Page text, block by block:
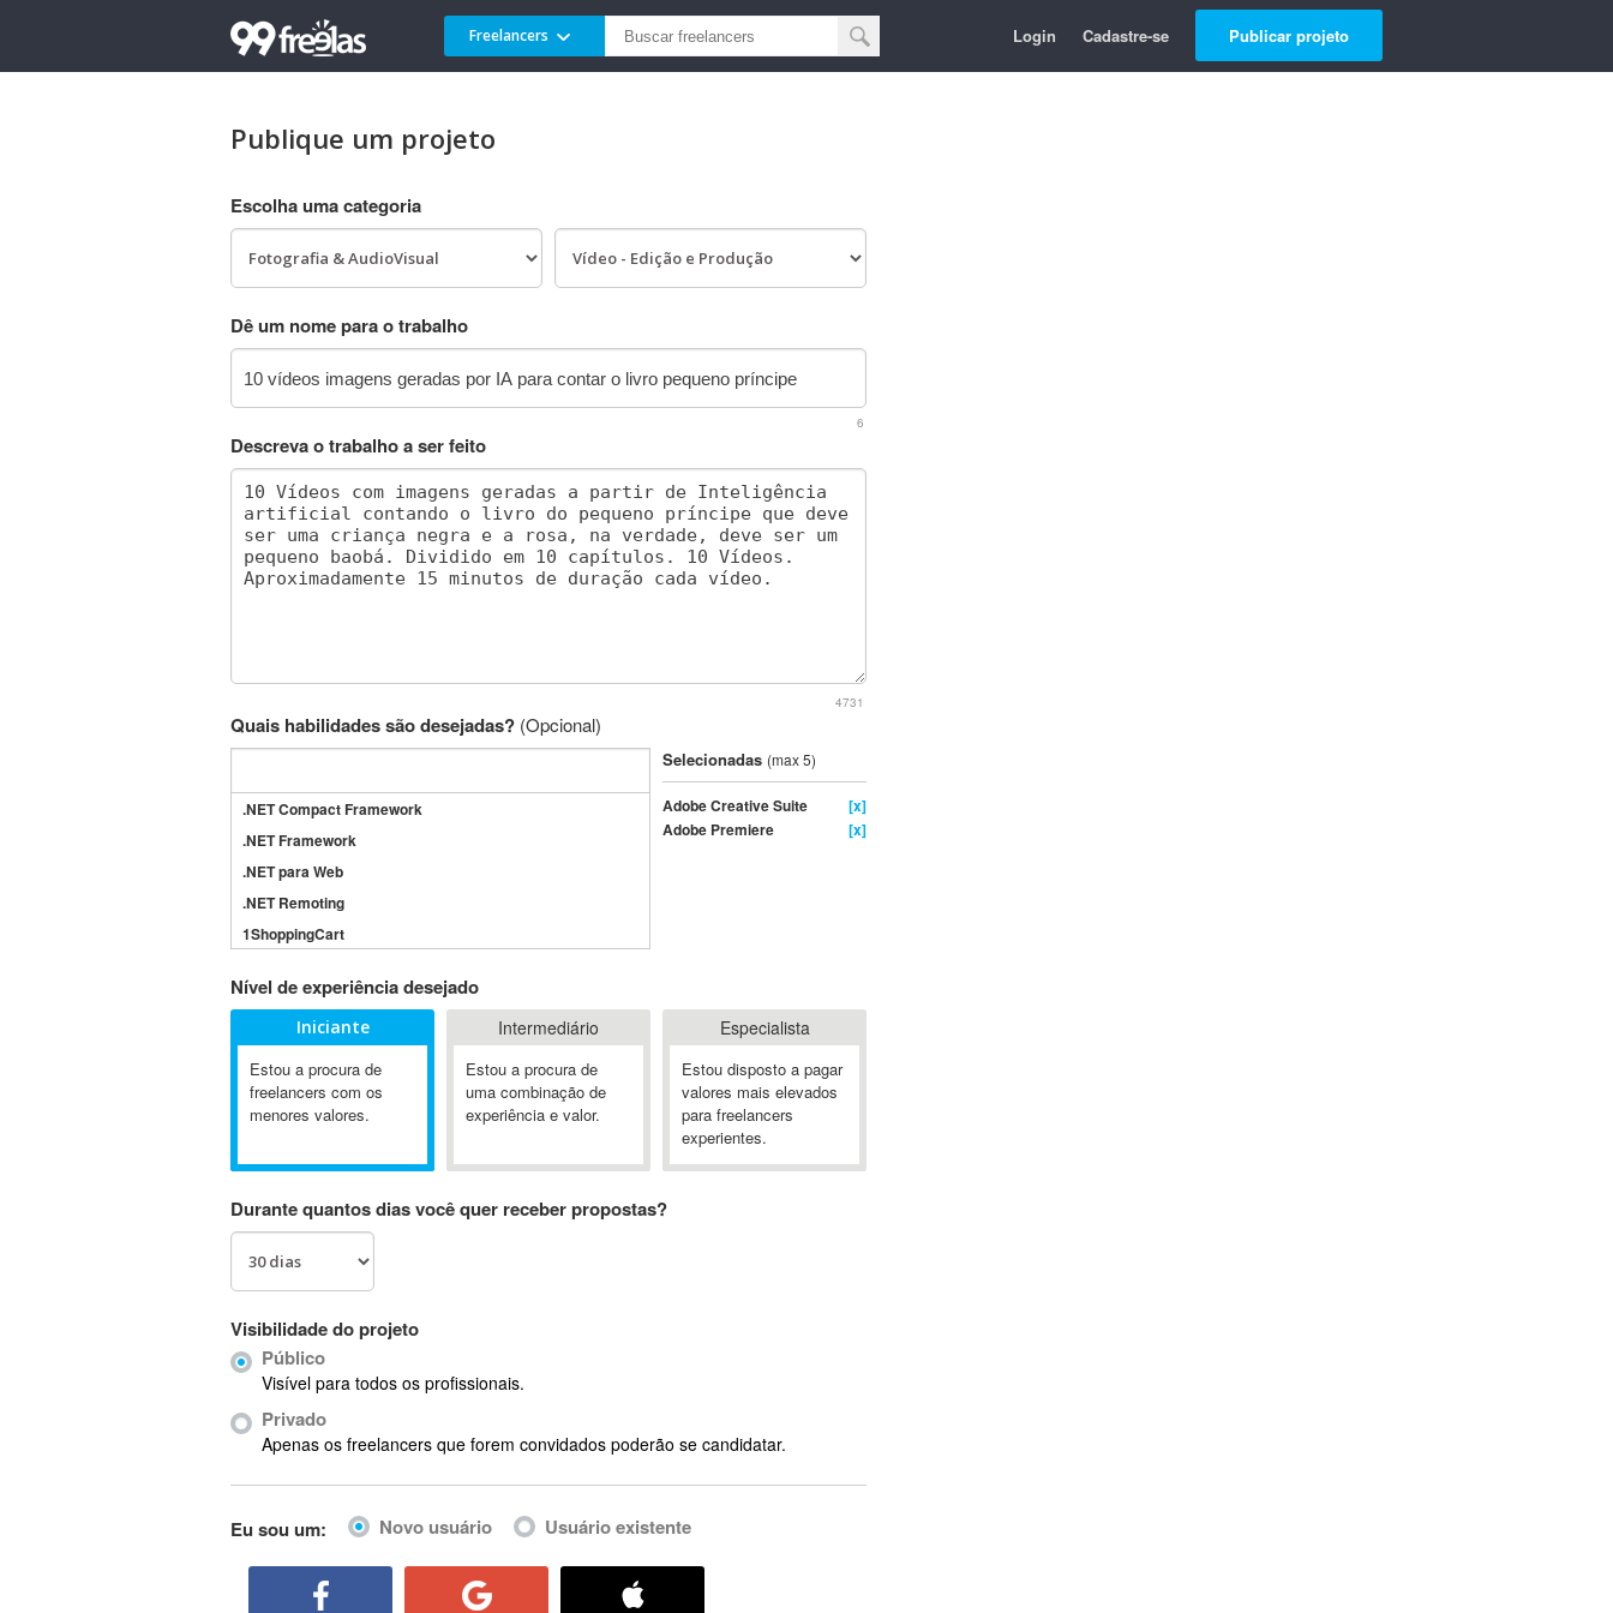
Freelancers Login Cadastre-se Publicar projeto
Publique um projeto
Escolha uma categoria
Dê um nome para o trabalho
6
Descreva o trabalho a ser feito
4731
Quais habilidades são desejadas? (Opcional)
.NET Compact Framework
.NET Framework
.NET para Web
.NET Remoting
1ShoppingCart
3GSM
4D Dimension
802.11
A&P
A-GPS
Ab Initio
ABIS
AbleCommerce
Ableton Live
Abstract Window Toolkit (AWT)
Selecionadas (max 5)
Adobe Creative Suite
[x]
Adobe Premiere
[x]
Nível de experiência desejado
Iniciante
Estou a procura de
freelancers com os
menores valores.
Intermediário
Estou a procura de
uma combinação de
experiência e valor.
Especialista
Estou disposto a pagar
valores mais elevados
para freelancers
experientes.
Durante quantos dias você quer receber propostas?
Visibilidade do projeto
Público
Visível para todos os profissionais.
Privado
Apenas os freelancers que forem convidados poderão se candidatar.
Eu sou um: Novo usuário Usuário existente